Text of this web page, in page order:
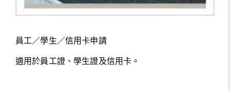
員工／學生／信用卡申請
適用於員工證、學生證及信用卡。